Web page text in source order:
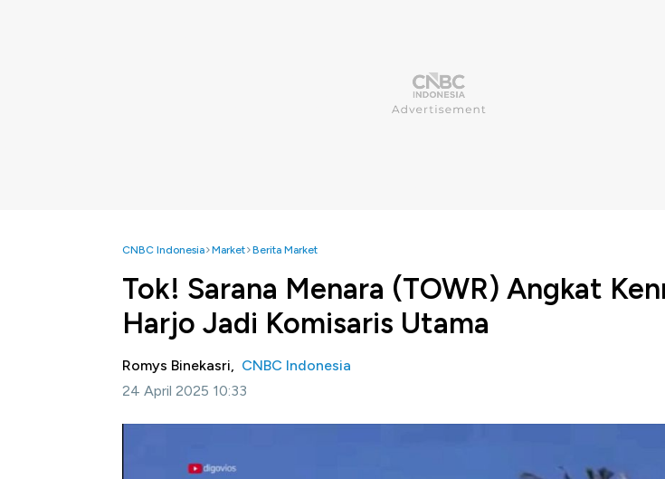
CNBC Indonesia Market Berita Market
Tok! Sarana Menara (TOWR) Angkat
Harjo Jadi Komisaris Utama
Romys Binekasri, CNBC Indonesia
24 April 2025 10:33